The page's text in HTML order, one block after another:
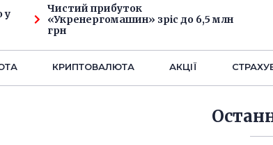
у
Чистий прибуток
«Укренергомашин» зріс до 6,5 млн
грн
КРИПТОВАЛЮТА АКЦІЇ